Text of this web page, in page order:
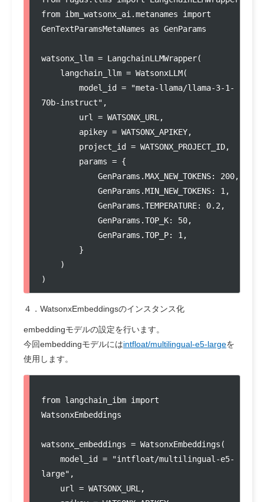
from ibm_watsonx_ai.metanames import
GenTextParamsMetaNames as GenParams
watsonx_llm = LangchainLLMWrapper(
70b-instruct",
)
４．WatsonxEmbeddingsのインスタンス化
embeddingモデルの設定を行います。
今回embeddingモデルにはintfloat/multilingual-e5-largeを
使用します。
from langchain_ibm import
WatsonxEmbeddings
watsonx_embeddings = WatsonxEmbeddings(
large",